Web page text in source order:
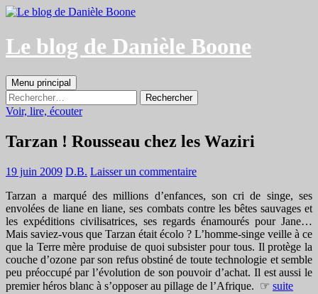
Aller
contenu
Le blog de Danièle Boone
Recherche
Menu principal
Rechercher :
Voir, lire, écouter
Tarzan ! Rousseau chez les Waziri
19 juin 2009 D.B. Laisser un commentaire
Tarzan a marqué des millions d’enfances, son cri de singe, ses
envolées de liane en liane, ses combats contre les bêtes sauvages et
les expéditions civilisatrices, ses regards énamourés pour Jane…
Mais saviez-vous que Tarzan était écolo ? L’homme-singe veille à ce
que la Terre mère produise de quoi subsister pour tous. Il protège la
couche d’ozone par son refus obstiné de toute technologie et semble
peu préoccupé par l’évolution de son pouvoir d’achat. Il est aussi le
premier héros blanc à s’opposer au pillage de l’Afrique. ☞ suite